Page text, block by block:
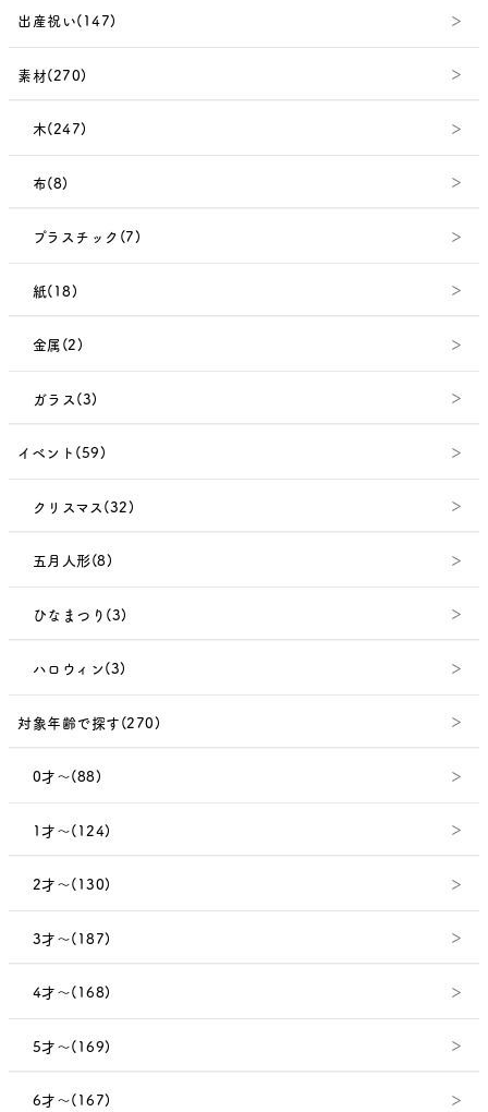
出産祝い(147)
素材(270)
木(247)
布(8)
プラスチック(7)
紙(18)
金属(2)
ガラス(3)
イベント(59)
クリスマス(32)
五月人形(8)
ひなまつり(3)
ハロウィン(3)
対象年齢で探す(270)
0才～(88)
1才～(124)
2才～(130)
3才～(187)
4才～(168)
5才～(169)
6才～(167)